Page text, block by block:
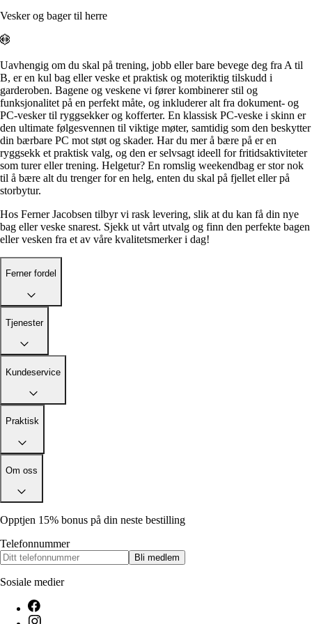
Klær
Tips og triks
Lukk
Klær
Tips og triks
Målsøm
Lukk
Vesker og bager til herre
Uavhengig om du skal på trening, jobb eller bare bevege deg fra A til
B, er en kul bag eller veske et praktisk og moteriktig tilskudd i
garderoben. Bagene og veskene vi fører kombinerer stil og
funksjonalitet på en perfekt måte, og inkluderer alt fra dokument- og
PC-vesker til ryggsekker og kofferter. En klassisk PC-veske i skinn er
den ultimate følgesvennen til viktige møter, samtidig som den beskytter
din bærbare PC mot støt og skader. Har du mer å bære på er en
ryggsekk et praktisk valg, og den er selvsagt ideell for fritidsaktiviteter
som turer eller trening. Helgetur? En romslig weekendbag er stor nok
til å bære alt du trenger for en helg, enten du skal på fjellet eller på
storbytur.
Hos Ferner Jacobsen tilbyr vi rask levering, slik at du kan få din nye
bag eller veske snarest. Sjekk ut vårt utvalg og finn den perfekte bagen
eller vesken fra et av våre kvalitetsmerker i dag!
Ferner fordel
Tjenester
Kundeservice
Praktisk
Om oss
Opptjen 15% bonus på din neste bestilling
Telefonnummer
Bli medlem
Sosiale medier